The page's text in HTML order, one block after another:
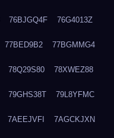
76BJGQ4F 76G4013Z
77BED9B2 77BGMMG4
78Q29S80 78XWEZ88
79GHS38T 79L8YFMC
7AEEJVFI 7AGCKJXN